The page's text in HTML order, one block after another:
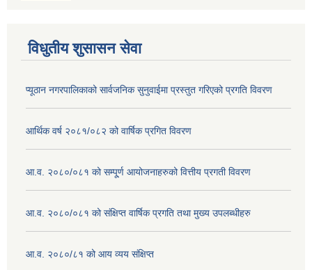
विधुतीय शुसासन सेवा
प्यूठान नगरपालिकाको सार्वजनिक सुनुवाईमा प्रस्तुत गरिएको प्रगति विवरण
आर्थिक वर्ष २०८१/०८२ को वार्षिक प्रगित विवरण
आ.व. २०८०/०८१ को सम्पू्र्ण आयोजनाहरुको वित्तीय प्रगती विवरण
आ.व. २०८०/०८१ को संक्षिप्त वार्षिक प्रगति तथा मुख्य उपलब्धीहरु
आ.व. २०८०/८१ को आय व्यय संक्षिप्त